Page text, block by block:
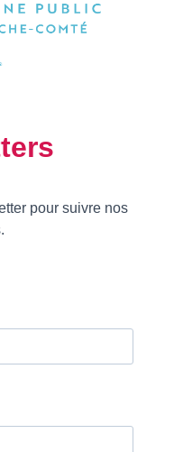
pour suivre nos